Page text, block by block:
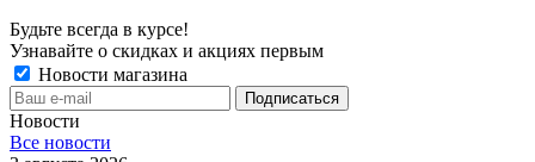
Будьте всегда в курсе!
Узнавайте о скидках и акциях первым
Новости магазина
Новости
Все новости